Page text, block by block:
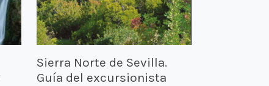
Sierra Norte de Sevilla.
Guía del excursionista